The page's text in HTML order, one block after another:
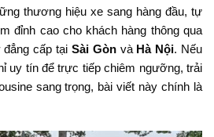
thương hiệu xe sang hàng đầu, tự
đỉnh cao cho khách hàng thông qua
cấp tại Sài Gònvà Hà Nội. Nếu
uy tín để trực tiếp chiêm ngưỡng, trải
sang trọng, bài viết này chính là